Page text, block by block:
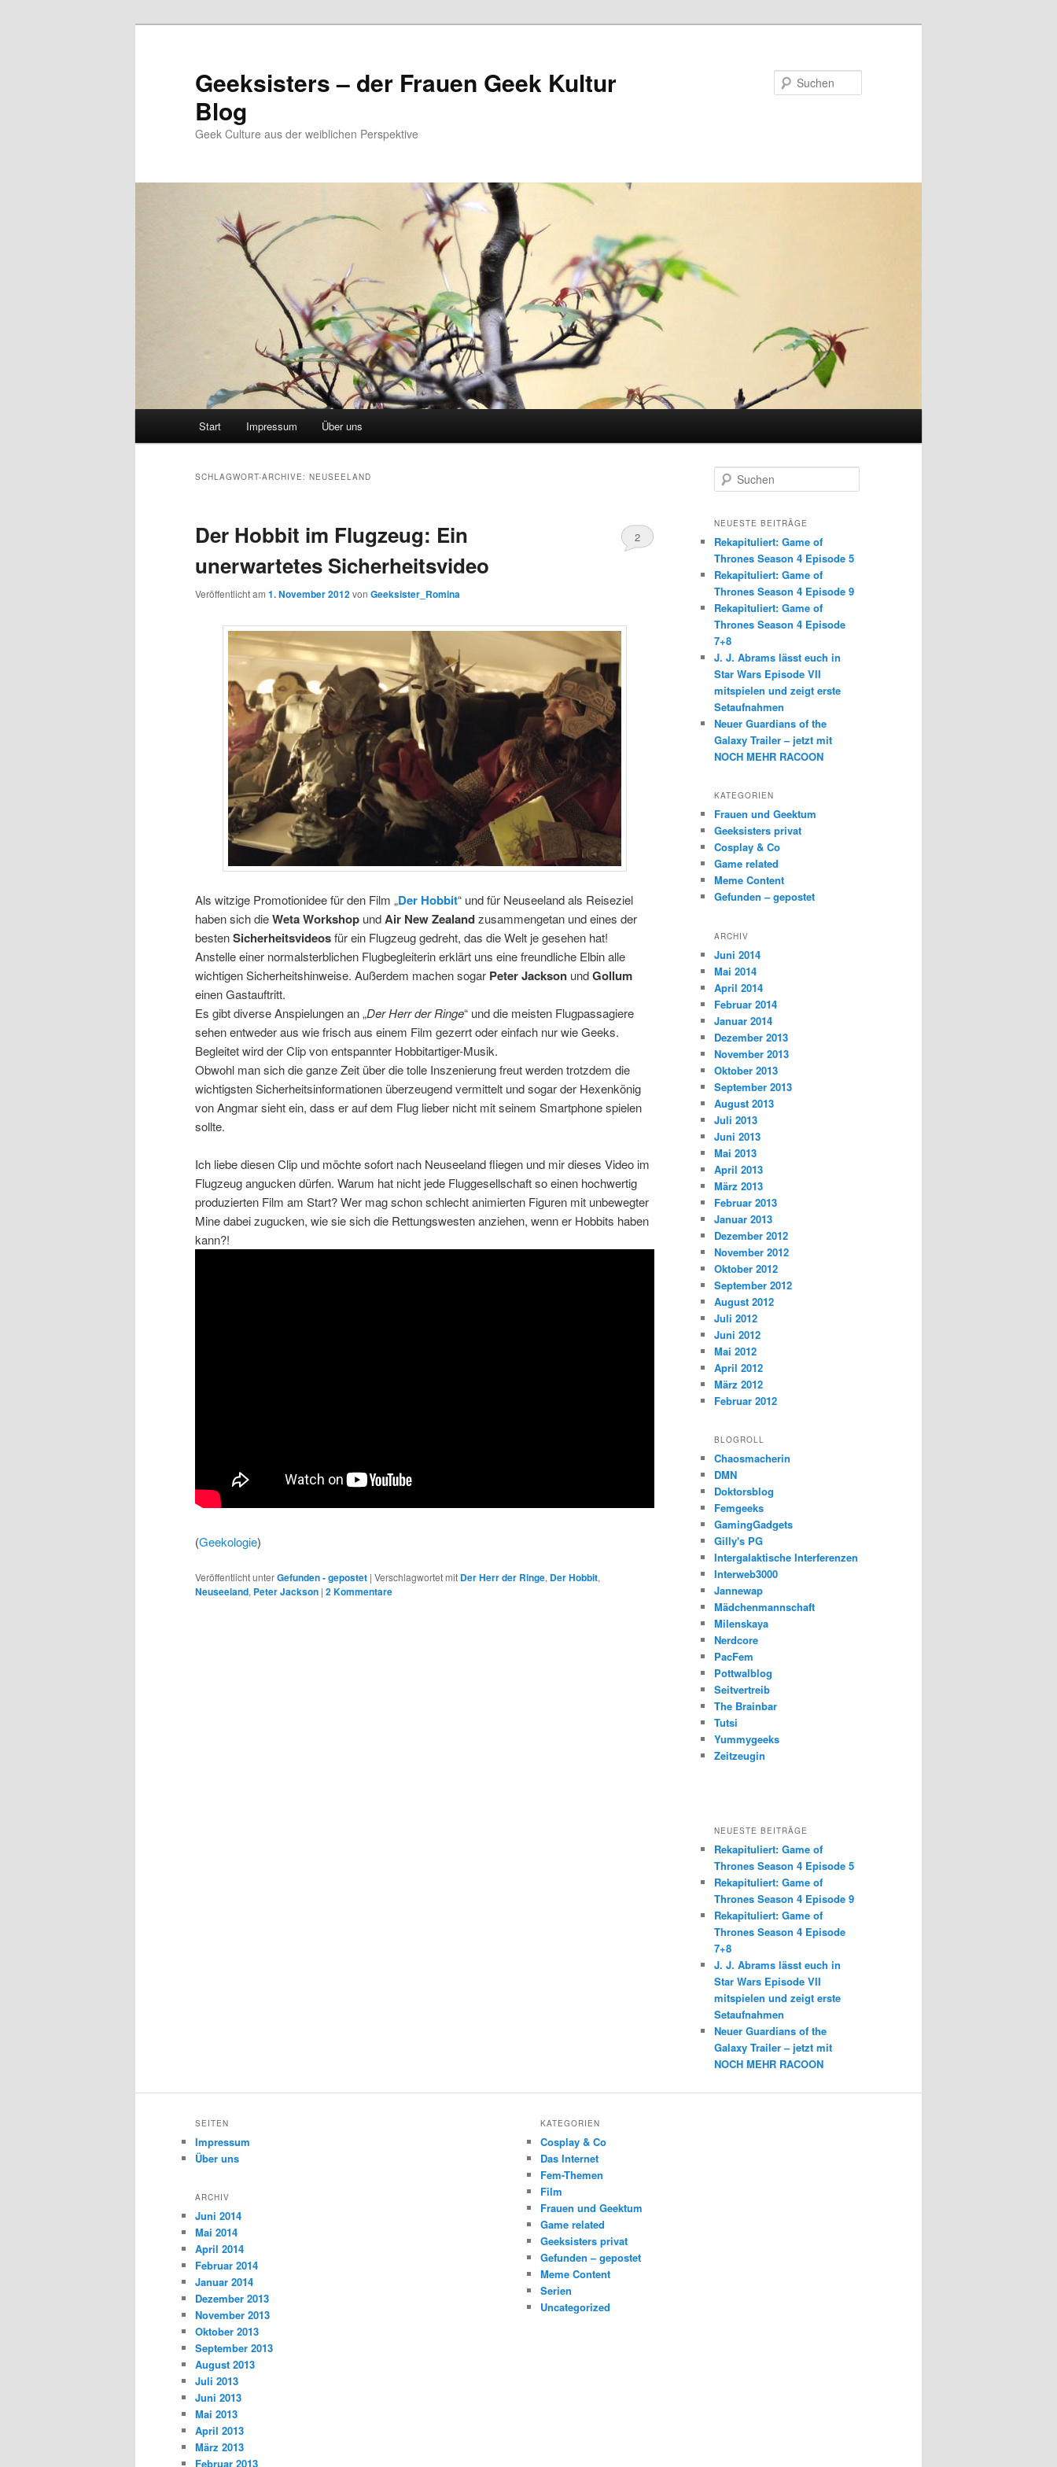
Geeksisters – der Frauen Geek Kultur
Blog
Geek Culture aus der weiblichen Perspektive
Start Impressum Über uns
SCHLAGWORT-ARCHIVE: NEUSEELAND
Der Hobbit im Flugzeug: Ein
unerwartetes Sicherheitsvideo
Veröffentlicht am 1. November 2012von Geeksister_Romina
2
Als witzige Promotionidee für den Film „Der Hobbit“ und für Neuseeland als Reiseziel
haben sich dieWeta Workshop undAir New Zealandzusammengetan und eines der
bestenSicherheitsvideosfür ein Flugzeug gedreht, das die Welt je gesehen hat!
Anstelle einer normalsterblichen Flugbegleiterin erklärt uns eine freundliche Elbin alle
wichtigen Sicherheitshinweise. Außerdem machen sogar Peter Jackson undGollum
einen Gastauftritt.
Es gibt diverse Anspielungen an „Der Herr der Ringe“ und die meisten Flugpassagiere
sehen entweder aus wie frisch aus einem Film gezerrt oder einfach nur wie Geeks.
Begleitet wird der Clip von entspannter Hobbitartiger-Musik.
Obwohl man sich die ganze Zeit über die tolle Inszenierung freut werden trotzdem die
wichtigsten Sicherheitsinformationen überzeugend vermittelt und sogar der Hexenkönig
von Angmar sieht ein, dass er auf dem Flug lieber nicht mit seinem Smartphone spielen
sollte.
Ich liebe diesen Clip und möchte sofort nach Neuseeland fliegen und mir dieses Video im
Flugzeug angucken dürfen. Warum hat nicht jede Fluggesellschaft so einen hochwertig
produzierten Film am Start? Wer mag schon schlecht animierten Figuren mit unbewegter
Mine dabei zugucken, wie sie sich die Rettungswesten anziehen, wenn er Hobbits haben
kann?!
(Geekologie)
Veröffentlicht unterGefunden - gepostet | Verschlagwortet mit Der Herr der Ringe, Der Hobbit,
Neuseeland, Peter Jackson | 2 Kommentare
u
h
n
NEUESTE BEITRÄGE
Rekapituliert: Game of
Thrones Season 4 Episode 5
Rekapituliert: Game of
Thrones Season 4 Episode 9
Rekapituliert: Game of
Thrones Season 4 Episode
7+8
J. J. Abrams lässt euch in
Star Wars Episode VII
mitspielen und zeigt erste
Setaufnahmen
Neuer Guardians of the
Galaxy Trailer – jetzt mit
NOCH MEHR RACOON
KATEGORIEN
Frauen und Geektum
Geeksisters privat
Cosplay & Co
Game related
Meme Content
Gefunden – gepostet
ARCHIV
Juni 2014
Mai 2014
April 2014
Februar 2014
Januar 2014
Dezember 2013
November 2013
Oktober 2013
September 2013
August 2013
Juli 2013
Juni 2013
Mai 2013
April 2013
März 2013
Februar 2013
Januar 2013
Dezember 2012
November 2012
Oktober 2012
September 2012
August 2012
Juli 2012
Juni 2012
Mai 2012
April 2012
März 2012
Februar 2012
BLOGROLL
Chaosmacherin
DMN
Doktorsblog
Femgeeks
GamingGadgets
Gilly's PG
Intergalaktische Interferenzen
Interweb3000
Jannewap
Mädchenmannschaft
Milenskaya
Nerdcore
PacFem
Pottwalblog
Seitvertreib
The Brainbar
Tutsi
Yummygeeks
Zeitzeugin
NEUESTE BEITRÄGE
Rekapituliert: Game of
Thrones Season 4 Episode 5
Rekapituliert: Game of
Thrones Season 4 Episode 9
Rekapituliert: Game of
Thrones Season 4 Episode
7+8
J. J. Abrams lässt euch in
Star Wars Episode VII
mitspielen und zeigt erste
Setaufnahmen
Neuer Guardians of the
Galaxy Trailer – jetzt mit
NOCH MEHR RACOON
SEITEN
Impressum
Über uns
ARCHIV
Juni 2014
Mai 2014
April 2014
Februar 2014
Januar 2014
Dezember 2013
November 2013
Oktober 2013
September 2013
August 2013
Juli 2013
Juni 2013
Mai 2013
April 2013
März 2013
Februar 2013
KATEGORIEN
Cosplay & Co
Das Internet
Fem-Themen
Film
Frauen und Geektum
Game related
Geeksisters privat
Gefunden – gepostet
Meme Content
Serien
Uncategorized